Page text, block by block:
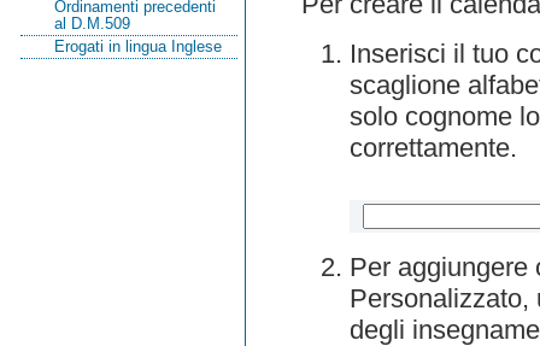
Ordinamenti precedenti
al D.M.509
Erogati in lingua Inglese
Inserisci il tuo
scaglione
solo cognome
correttamente.
Per aggiungere
Personalizzato,
degli